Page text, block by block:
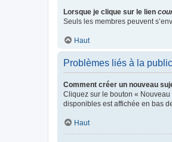
Lorsque je clique sur le lien
Seuls les membres peuvent
Haut
Problèmes liés à la
Comment créer un nouveau
Cliquez sur le bouton «
disponibles est affichée en bas
Haut